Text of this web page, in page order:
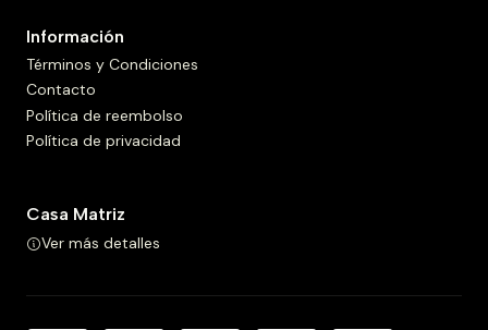
Información
Términos y Condiciones
Contacto
Política de reembolso
Política de privacidad
Casa Matriz
Ver más detalles